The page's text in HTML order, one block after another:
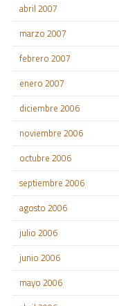
abril 2007
marzo 2007
febrero 2007
enero 2007
diciembre 2006
noviembre 2006
octubre 2006
septiembre 2006
agosto 2006
julio 2006
junio 2006
mayo 2006